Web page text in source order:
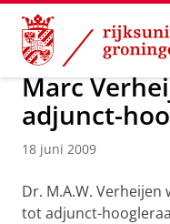
Skip
Content
Skip
Navigation
Over ons Faculty of
Marc
adjunct-
18 juni 2009
Dr. M.A.W.
tot adjunct-